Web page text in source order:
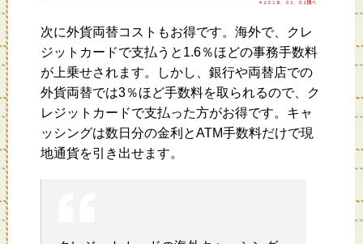
次に外貨両替コストもお得です。海外で、クレ
ジットカードで支払うと1.6％ほどの事務手数料
が上乗せされます。しかし、銀行や両替店での
外貨両替では3％ほど手数料を取られるので、ク
レジットカードで支払った方がお得です。キャ
ッシングは数日分の金利とATM手数料だけで現
地通貨を引き出せます。